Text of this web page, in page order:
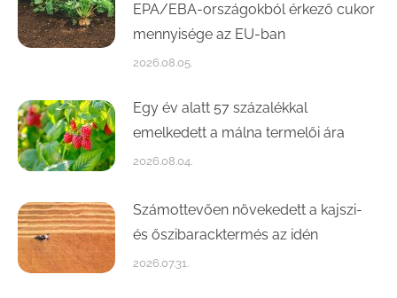
EPA/EBA-országokból érkező cukor
mennyisége az EU-ban
2026.08.05.
Egy év alatt 57 százalékkal
emelkedett a málna termelői ára
2026.08.04.
Számottevően növekedett a kajszi-
és őszibaracktermés az idén
2026.07.31.